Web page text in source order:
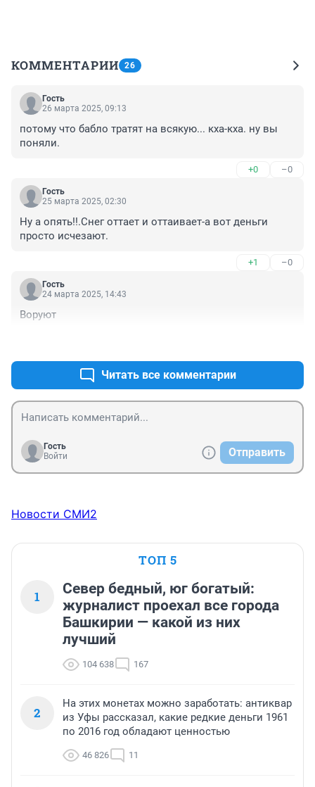
КОММЕНТАРИИ 26
Гость
26 марта 2025, 09:13
потому что бабло тратят на всякую... кха-кха. ну вы
поняли.
+0 –0
Гость
25 марта 2025, 02:30
Ну а опять!!.Снег оттает и оттаивает-а вот деньги
просто исчезают.
+1 –0
Гость
24 марта 2025, 14:43
Воруют
Читать все комментарии
Гость
Войти
Отправить
Новости СМИ2
ТОП 5
1
Север бедный, юг богатый:
журналист проехал все города
Башкирии — какой из них
лучший
104 638 167
2
На этих монетах можно заработать: антиквар
из Уфы рассказал, какие редкие деньги 1961
по 2016 год обладают ценностью
46 826 11